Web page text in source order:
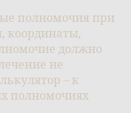
полномочия при
координаты,
должно
не
– к
полномочиях